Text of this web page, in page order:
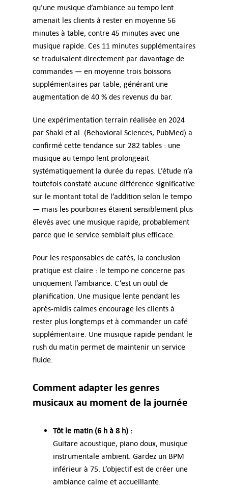
qu’une musique d’ambiance au tempo lent
amenait les clients à rester en moyenne 56
minutes à table, contre 45 minutes avec une
musique rapide. Ces 11 minutes supplémentaires
se traduisaient directement par davantage de
commandes — en moyenne trois boissons
supplémentaires par table, générant une
augmentation de 40 % des revenus du bar.
Une expérimentation terrain réalisée en 2024
par Shaki et al. (Behavioral Sciences, PubMed) a
confirmé cette tendance sur 282 tables : une
musique au tempo lent prolongeait
systématiquement la durée du repas. L’étude n’a
toutefois constaté aucune différence significative
sur le montant total de l’addition selon le tempo
— mais les pourboires étaient sensiblement plus
élevés avec une musique rapide, probablement
parce que le service semblait plus efficace.
Pour les responsables de cafés, la conclusion
pratique est claire : le tempo ne concerne pas
uniquement l’ambiance. C’est un outil de
planification. Une musique lente pendant les
après-midis calmes encourage les clients à
rester plus longtemps et à commander un café
supplémentaire. Une musique rapide pendant le
rush du matin permet de maintenir un service
fluide.
Comment adapter les genres
musicaux au moment de la journée
Tôt le matin (6 h à 8 h) :
Guitare acoustique, piano doux, musique
instrumentale ambient. Gardez un BPM
inférieur à 75. L’objectif est de créer une
ambiance calme et accueillante.